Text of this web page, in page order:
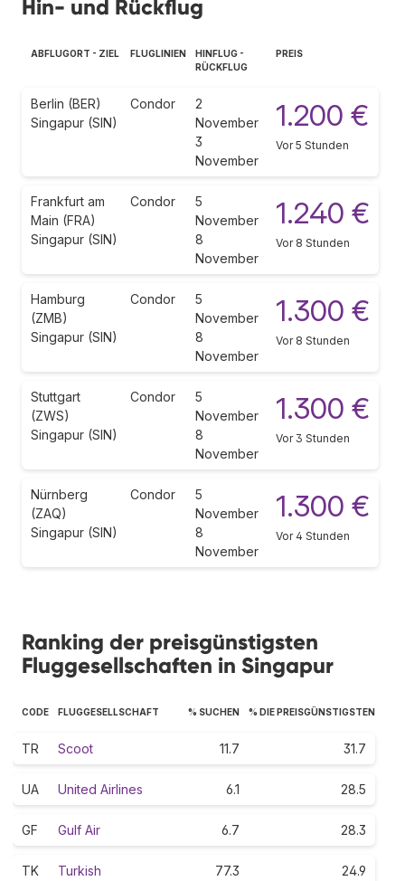
Hin- und Rückflug
ABFLUGORT - ZIEL FLUGLINIEN
HINFLUG -
RÜCKFLUG
PREIS
Berlin (BER)
Singapur (SIN)
Condor
2
November
3
November
1.200 €
Vor 5 Stunden
Frankfurt am
Main (FRA)
Singapur (SIN)
Condor
5
November
8
November
1.240 €
Vor 8 Stunden
Hamburg
(ZMB)
Singapur (SIN)
Condor
5
November
8
November
1.300 €
Vor 8 Stunden
Stuttgart
(ZWS)
Singapur (SIN)
Condor
5
November
8
November
1.300 €
Vor 3 Stunden
Nürnberg
(ZAQ)
Singapur (SIN)
Condor
5
November
8
November
1.300 €
Vor 4 Stunden
Ranking der preisgünstigsten
Fluggesellschaften in Singapur
CODE FLUGGESELLSCHAFT % SUCHEN % DIE PREISGÜNSTIGSTEN
TR Scoot 11.7 31.7
UA United Airlines 6.1 28.5
GF Gulf Air 6.7 28.3
TK Turkish 77.3 24.9